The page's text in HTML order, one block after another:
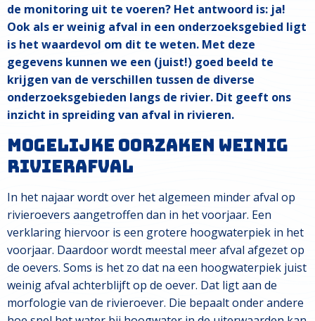
de monitoring uit te voeren? Het antwoord is: ja!
Ook als er weinig afval in een onderzoeksgebied ligt
is het waardevol om dit te weten. Met deze
gegevens kunnen we een (juist!) goed beeld te
krijgen van de verschillen tussen de diverse
onderzoeksgebieden langs de rivier. Dit geeft ons
inzicht in spreiding van afval in rivieren.
Mogelijke oorzaken weinig
rivierafval
In het najaar wordt over het algemeen minder afval op
rivieroevers aangetroffen dan in het voorjaar. Een
verklaring hiervoor is een grotere hoogwaterpiek in het
voorjaar. Daardoor wordt meestal meer afval afgezet op
de oevers. Soms is het zo dat na een hoogwaterpiek juist
weinig afval achterblijft op de oever. Dat ligt aan de
morfologie van de rivieroever. Die bepaalt onder andere